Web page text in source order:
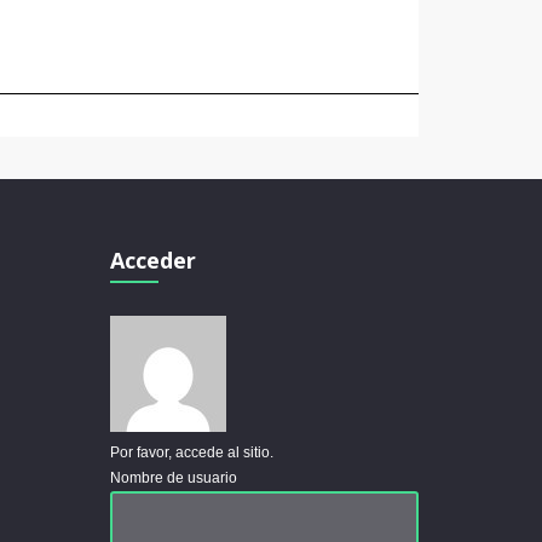
Acceder
Por favor, accede al sitio.
Nombre de usuario